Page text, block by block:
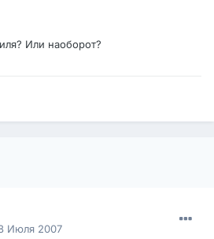
Или наоборот?
Июля 2007